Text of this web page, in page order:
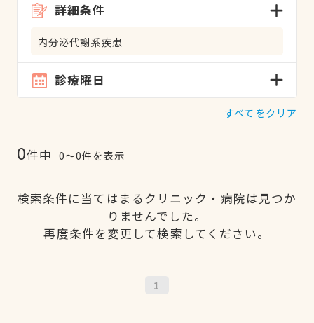
詳細条件
内分泌代謝系疾患
診療曜日
すべてをクリア
0件中 0〜0件を表示
検索条件に当てはまるクリニック・病院は見つか
りませんでした。
再度条件を変更して検索してください。
1